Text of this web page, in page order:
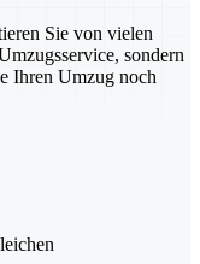
Sie von vielen
sondern
Ihren Umzug noch